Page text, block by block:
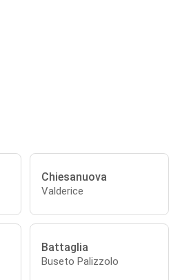
Chiesanuova
Valderice
Battaglia
Buseto Palizzolo